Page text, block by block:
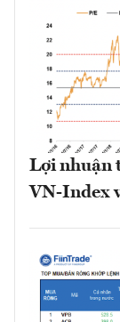
Lợi nhuận
VN-Index